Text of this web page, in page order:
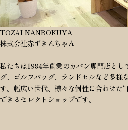
TOZAI NANBOKUYA
株式会社赤ずきんちゃん
私たちは1984年創業のカバン専門店とし
グ、ゴルフバッグ、ランドセルなど多様
す。幅広い世代、様々な個性に合わせた
できるセレクトショップです。